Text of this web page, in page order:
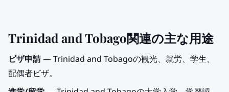
Trinidad and Tobago関連の主な用途
ビザ申請— Trinidad and Tobagoの観光、就労、学生、
配偶者ビザ。